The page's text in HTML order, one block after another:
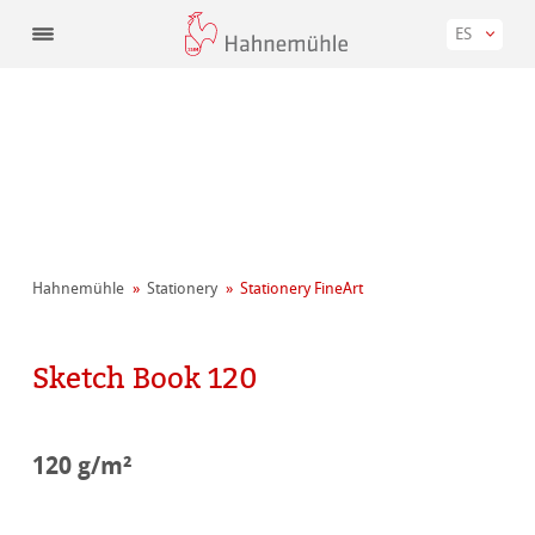
ES
Hahnemühle Stationery Stationery FineArt
Sketch Book 120
120 g/m²